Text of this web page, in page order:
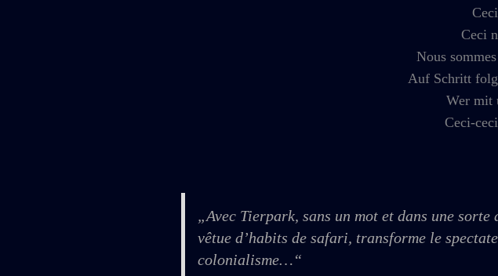
Ceci
Nous
Auf Schritt
Wer mit
Ceci-
„Avec Tierpark, sans un mot et dans une
vêtue d’habits de safari, transforme le
colonialisme…“